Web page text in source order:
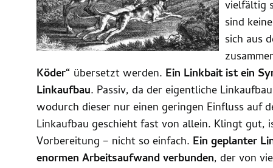
vielfältig
sind
sich aus
Köder“ übersetzt werden. Ein Linkbait ist ein
Linkaufbau. Passiv, da der eigentliche
wodurch dieser nur einen geringen Einfluss auf
Linkaufbau geschieht fast von allein. Klingt gut,
Vorbereitung – nicht so einfach. Ein geplanter
enormen Arbeitsaufwand verbunden, der von